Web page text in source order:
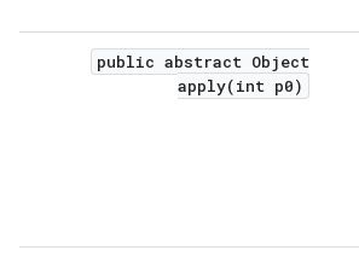
public abstract Object
apply(int p0)